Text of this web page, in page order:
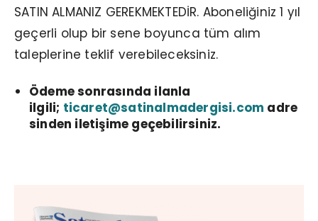
SATIN ALMANIZ GEREKMEKTEDİR. Aboneliğiniz 1 yıl
geçerli olup bir sene boyunca tüm alım
taleplerine teklif verebileceksiniz.
Ödeme sonrasında ilanla
ilgili; ticaret@satinalmadergisi.com adre
sinden iletişime geçebilirsiniz.